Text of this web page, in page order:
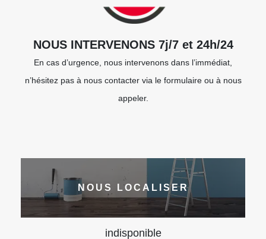
NOUS INTERVENONS 7j/7 et 24h/24
En cas d’urgence, nous intervenons dans l’immédiat,
n’hésitez pas à nous contacter via le formulaire ou à nous
appeler.
NOUS LOCALISER
indisponible